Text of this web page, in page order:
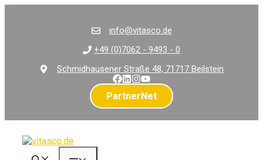
info@vitasco.de
+49 (0)7062 - 9493 - 0
Schmidhausener Straße 48, 71717 Beilstein
PartnerNet